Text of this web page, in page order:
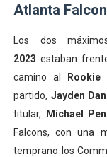
Atlanta
Los dos
2023 estaban
camino al
partido, Jayden
titular,
Michael
Falcons, con una
temprano los